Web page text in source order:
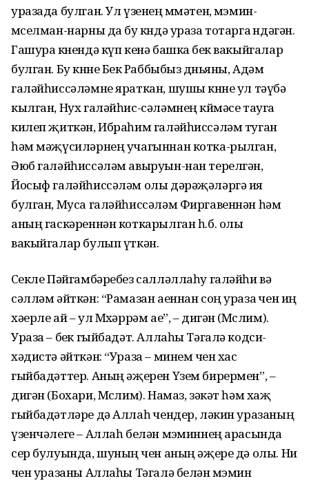
уразада булган. Ул үзенең өммәтен, мөэмин-
мөселман-нарны да бу көндә ураза тотарга өндәгән.
Гашура көнендә күп кенә башка бөек вакыйгалар
булган. Бу көнне Бөек Раббыбыз дөньяны, Адәм
галәйһиссәләмне яраткан, шушы көнне ул тәүбә
кылган, Нух галәйһис-сәләмнең көймәсе тауга
килеп җиткән, Ибраһим галәйһиссәләм туган
һәм мәҗүсиләрнең учагыннан котка-рылган,
Әюб галәйһиссәләм авыруын-нан терелгән,
Йосыф галәйһиссәләм олы дәрәҗәләргә ия
булган, Муса галәйһиссәләм Фиргавеннән һәм
аның гаскәреннән коткарылган һ.б. олы
вакыйгалар булып үткән.
Сөекле Пәйгамбәребез салләллаһу галәйһи вә
сәлләм әйткән: “Рамазан аеннан соң ураза өчен иң
хәерле ай – ул Мөхәррәм ае”, – дигән (Мөслим).
Ураза – бөек гыйбадәт. Аллаһы Тәгалә кодси-
хәдистә әйткән: “Ураза – минем өчен хас
гыйбадәттер. Аның әҗерен Үзем бирермен”, –
дигән (Бохари, Мөслим). Намаз, зәкәт һәм хаҗ
гыйбадәтләре дә Аллаһ өчендер, ләкин уразаның
үзенчәлеге – Аллаһ белән мөэминнең арасында
сер булуында, шуның өчен аның әҗере дә олы. Ни
өчен уразаны Аллаһы Тәгалә белән мөэмин